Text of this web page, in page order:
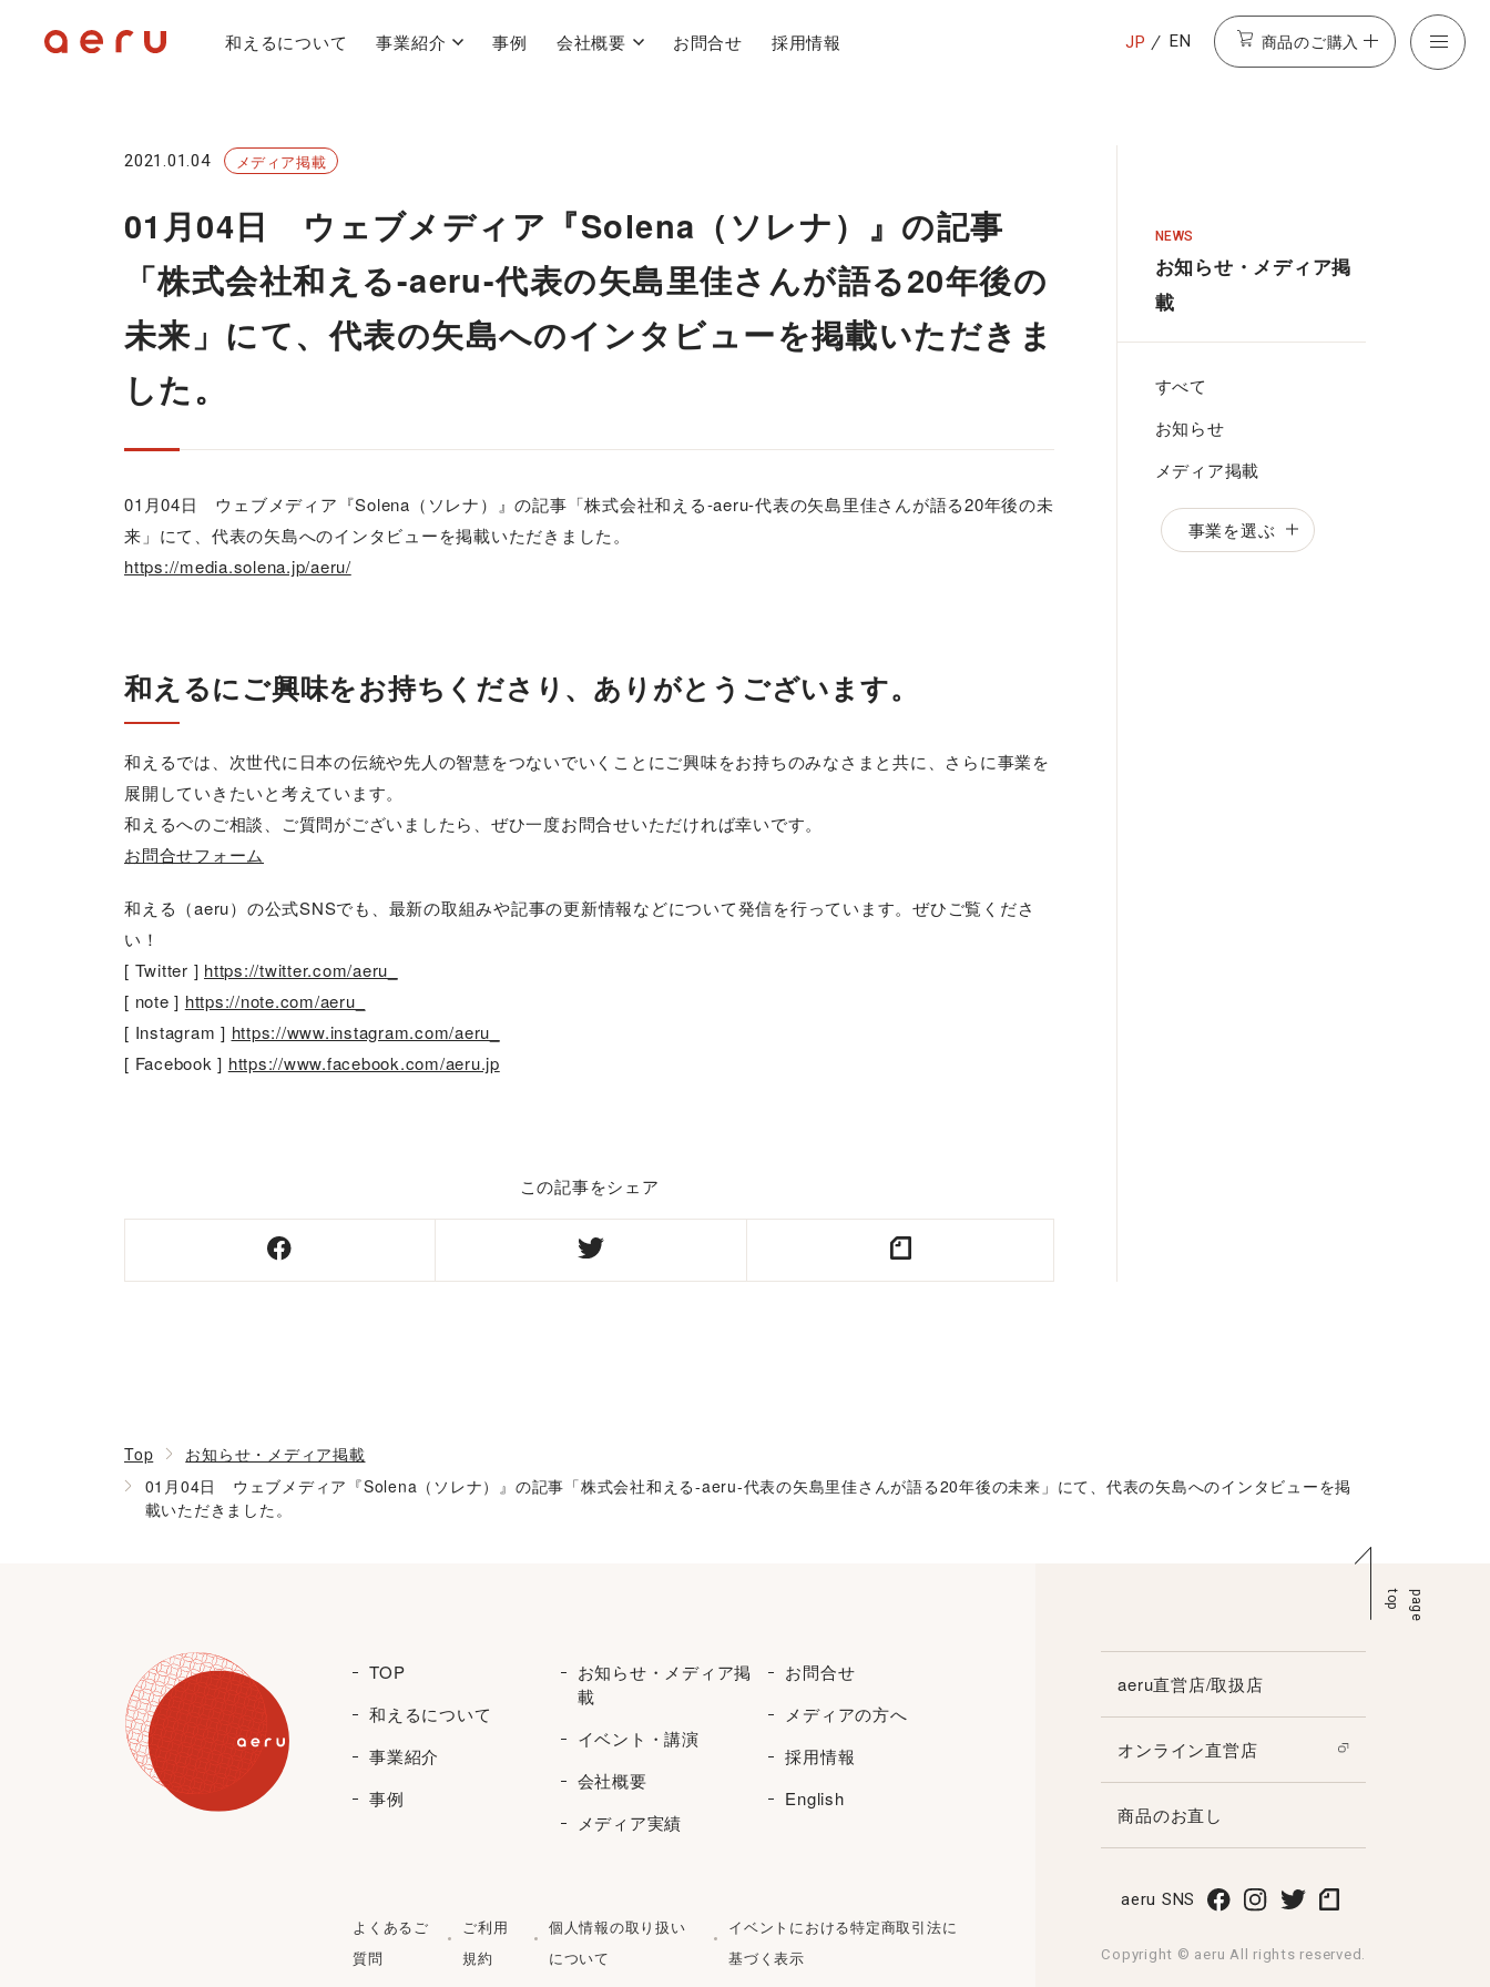
和えるについて 事業紹介 事例 会社概要 お問合せ 採用情報 JP EN 商品のご購入
2021.01.04 メディア掲載
01月04日 ウェブメディア『Solena（ソレナ）』の記事
「株式会社和える-aeru-代表の矢島里佳さんが語る20年後の
未来」にて、代表の矢島へのインタビューを掲載いただきま
した。
01月04日 ウェブメディア『Solena（ソレナ）』の記事「株式会社和える-aeru-代表の矢島里佳さんが語る20年後の未
来」にて、代表の矢島へのインタビューを掲載いただきました。
https://media.solena.jp/aeru/
和えるにご興味をお持ちくださり、ありがとうございます。
和えるでは、次世代に日本の伝統や先人の智慧をつないでいくことにご興味をお持ちのみなさまと共に、さらに事業を
展開していきたいと考えています。
和えるへのご相談、ご質問がございましたら、ぜひ一度お問合せいただければ幸いです。
お問合せフォーム
和える（aeru）の公式SNSでも、最新の取組みや記事の更新情報などについて発信を行っています。ぜひご覧くださ
い！
[ Twitter ] https://twitter.com/aeru_
[ note ] https://note.com/aeru_
[ Instagram ] https://www.instagram.com/aeru_
[ Facebook ] https://www.facebook.com/aeru.jp
この記事をシェア
NEWS
お知らせ・メディア掲
載
すべて
お知らせ
メディア掲載
事業を選ぶ
Top
お知らせ・メディア掲載
01月04日 ウェブメディア『Solena（ソレナ）』の記事「株式会社和える-aeru-代表の矢島里佳さんが語る20年後の未来」にて、代表の矢島へのインタビューを掲
載いただきました。
p
a
g
e
t
o
p
TOP
和えるについて
事業紹介
事例
お知らせ・メディア掲
載
イベント・講演
会社概要
メディア実績
お問合せ
メディアの方へ
採用情報
English
よくあるご
質問
ご利用
規約
個人情報の取り扱い
について
イベントにおける特定商取引法に
基づく表示
aeru直営店/取扱店
オンライン直営店
商品のお直し
aeru SNS
Copyright © aeru All rights reserved.